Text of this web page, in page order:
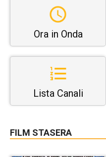
Ora in Onda
Lista Canali
FILM STASERA